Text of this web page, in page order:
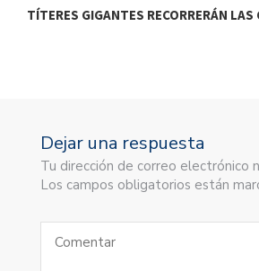
TÍTERES GIGANTES RECORRERÁN
Dejar una respuesta
Tu dirección de correo electrónico
Los campos obligatorios están